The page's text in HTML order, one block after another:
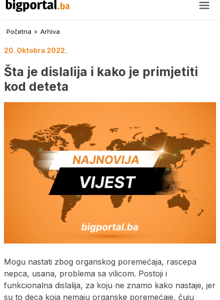
Početna » Arhiva
20. Oktobra 2022.
Šta je dislalija i kako je primjetiti
kod deteta
Mogu nastati zbog organskog poremećaja, rascepa
nepca, usana, problema sa vilicom. Postoji i
funkcionalna dislalija, za koju ne znamo kako nastaje, jer
su to deca koja nemaju organske poremećaje, čuju